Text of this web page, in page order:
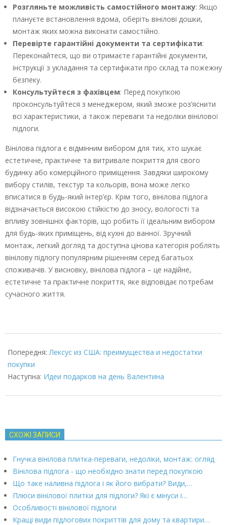
Розгляньте можливість самостійного монтажу: Якщо
плануєте встановлення вдома, оберіть вінілові дошки,
монтаж яких можна виконати самостійно.
Перевірте гарантійні документи та сертифікати:
Переконайтеся, що ви отримаєте гарантійні документи,
інструкції з укладання та сертифікати про склад та пожежну
безпеку.
Консультуйтеся з фахівцем: Перед покупкою
проконсультуйтеся з менеджером, який зможе роз’яснити
всі характеристики, а також переваги та недоліки вінілової
підлоги.
Вінілова підлога є відмінним вибором для тих, хто шукає
естетичне, практичне та витривале покриття для свого
будинку або комерційного приміщення. Завдяки широкому
вибору стилів, текстур та кольорів, вона може легко
вписатися в будь-який інтер’єр. Крім того, вінілова підлога
відзначається високою стійкістю до зносу, вологості та
впливу зовнішніх факторів, що робить її ідеальним вибором
для будь-яких приміщень, від кухні до ванної. Зручний
монтаж, легкий догляд та доступна цінова категорія роблять
вінілову підлогу популярним рішенням серед багатьох
споживачів. У висновку, вінілова підлога – це надійне,
естетичне та практичне покриття, яке відповідає потребам
сучасного життя.
01-
25
Попередня:Лексус из США: преимущества и недостатки
покупки
Наступна: Идеи подарков на день Валентина
СХОЖІ ЗАПИСИ
Гнучка вінілова плитка-переваги, недоліки, монтаж: огляд
Вінілова підлога - що необхідно знати перед покупкою
Що таке наливна підлога і як його вибрати? Види,…
Плюси вінілової плитки для підлоги? Які є мінуси і…
Особливості вінілової підлоги
Кращі види підлогових покриттів для дому та квартири…